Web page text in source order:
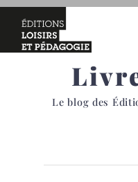
Le blog des